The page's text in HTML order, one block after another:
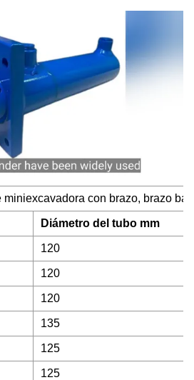
con brazo, brazo
Diámetro del tubo mm
120
120
120
135
125
125